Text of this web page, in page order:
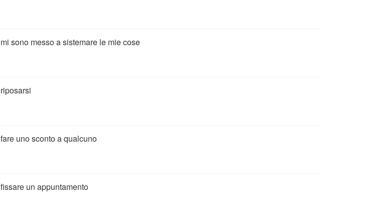
mi sono messo a sistemare le mie cose
riposarsi
fare uno sconto a qualcuno
fissare un appuntamento